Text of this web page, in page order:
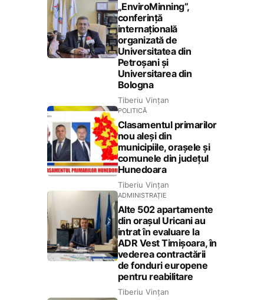
„EnviroMinning”,
conferință
internațională
organizată de
Universitatea din
Petroșani și
Universitarea din
Bologna
Tiberiu Vințan
POLITICĂ
Clasamentul primarilor
nou aleși din
municipiile, orașele și
comunele din județul
Hunedoara
Tiberiu Vințan
ADMINISTRAȚIE
Alte 502 apartamente
din orașul Uricani au
intrat în evaluare la
ADR Vest Timișoara, în
vederea contractării
de fonduri europene
pentru reabilitare
Tiberiu Vințan